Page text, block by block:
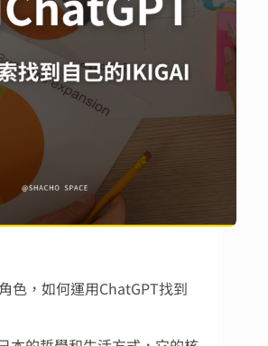
色，如何運用ChatGPT找到